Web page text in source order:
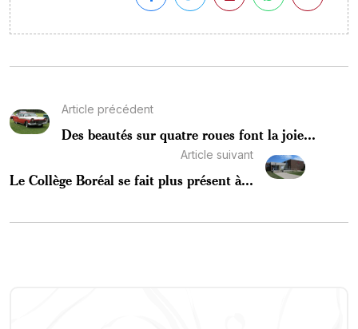
Article précédent
Des beautés sur quatre roues font la joie...
Article suivant
Le Collège Boréal se fait plus présent à...